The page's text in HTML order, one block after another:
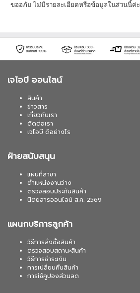
ขออภัย ไม่มีรายละเอียดหรือข้อมูลในส่วนนี้ค่ะ
เจไอบี ออนไลน์
สินค้า
ข่าวสาร
เกี่ยวกับเรา
ติดต่อเรา
เจไอบี ดีอย่างไร
ฝ่ายสนับสนุน
แผนที่สาขา
ตำแหน่งงานว่าง
ตรวจสอบประกันสินค้า
นิตยสารออนไลน์ ส.ค. 2569
แผนกบริการลูกค้า
วิธีการสั่งซื้อสินค้า
ตรวจสอบสถานะสินค้า
วิธีการชำระเงิน
การเปลี่ยนคืนสินค้า
การใช้คูปองส่วนลด